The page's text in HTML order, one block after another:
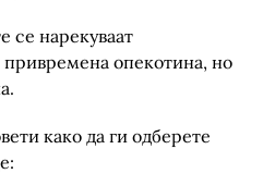
се нарекуваат
привремена опекотина, но
како да ги одберете